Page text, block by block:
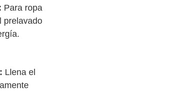
Para ropa
prelavado
Llena el